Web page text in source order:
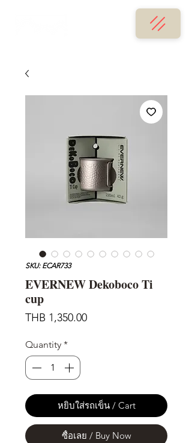
SKU: ECAR733
EVERNEW Dekoboco Ti
cup
THB 1,350.00Price
Quantity *
หยิบใส่รถเข็น / Cart
ซื้อเลย / Buy Now